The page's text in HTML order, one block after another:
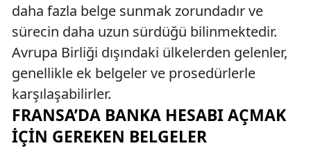
daha fazla belge sunmak zorundadır ve
sürecin daha uzun sürdüğü bilinmektedir.
Avrupa Birliği dışındaki ülkelerden gelenler,
genellikle ek belgeler ve prosedürlerle
karşılaşabilirler.
FRANSA’DA BANKA HESABI AÇMAK
İÇIN GEREKEN BELGELER